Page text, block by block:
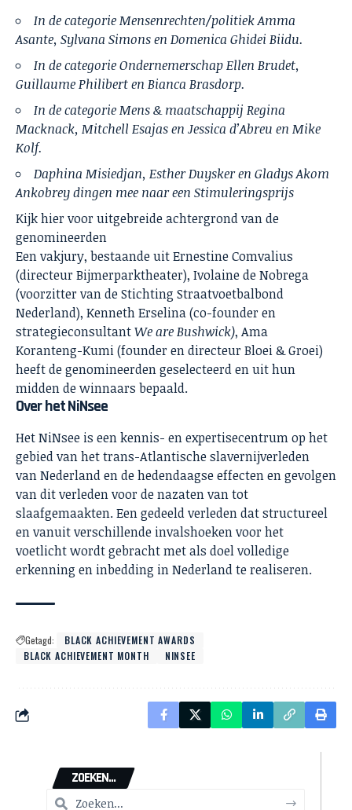
In de categorie Mensenrechten/politiek Amma
Asante, Sylvana Simons en Domenica Ghidei Biidu.
In de categorie Ondernemerschap Ellen Brudet,
Guillaume Philibert en Bianca Brasdorp.
In de categorie Mens & maatschappij Regina
Macknack, Mitchell Esajas en Jessica d’Abreu en Mike
Kolf.
Daphina Misiedjan, Esther Duysker en Gladys Akom
Ankobrey dingen mee naar een Stimuleringsprijs
Kijkhiervoor uitgebreide achtergrond van de
genomineerden
Een vakjury, bestaande uit Ernestine Comvalius
(directeur Bijmerparktheater), Ivolaine de Nobrega
(voorzitter van de Stichting Straatvoetbalbond
Nederland), Kenneth Erselina (co-founder en
strategieconsultantWe are Bushwick), Ama
Koranteng-Kumi (founder en directeur Bloei & Groei)
heeft de genomineerden geselecteerd en uit hun
midden de winnaars bepaald.
Over het NiNsee
Het NiNsee is een kennis- en expertisecentrum op het
gebied van het trans-Atlantische slavernijverleden
van Nederland en de hedendaagse effecten en gevolgen
van dit verleden voor de nazaten van tot
slaafgemaakten. Een gedeeld verleden dat structureel
en vanuit verschillende invalshoeken voor het
voetlicht wordt gebracht met als doel volledige
erkenning en inbedding in Nederland te realiseren.
Getagd:
BLACK ACHIEVEMENT AWARDS
BLACK ACHIEVEMENT MONTH
NINSEE
ZOEKEN...